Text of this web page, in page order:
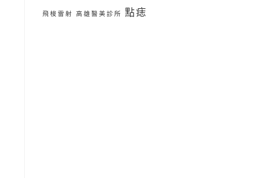
飛梭雷射 高雄醫美診所 點痣